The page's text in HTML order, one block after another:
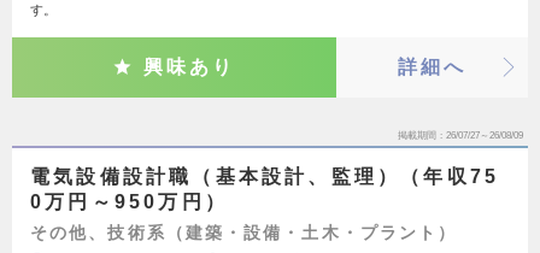
す。
興味あり 詳細へ
掲載期間 26/07/27～26/08/09
電気設備設計職（基本設計、監理）（年収75
0万円～950万円）
その他、技術系（建築・設備・土木・プラント）